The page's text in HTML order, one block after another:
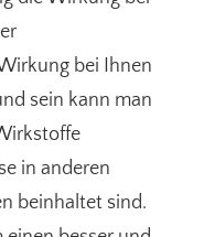
bei Ihnen
sein kann man
in anderen
beinhaltet sind.